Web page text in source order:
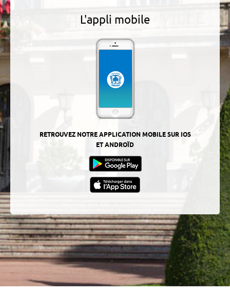
L'appli mobile
RETROUVEZ NOTRE APPLICATION MOBILE SUR IOS
ET ANDROÏD